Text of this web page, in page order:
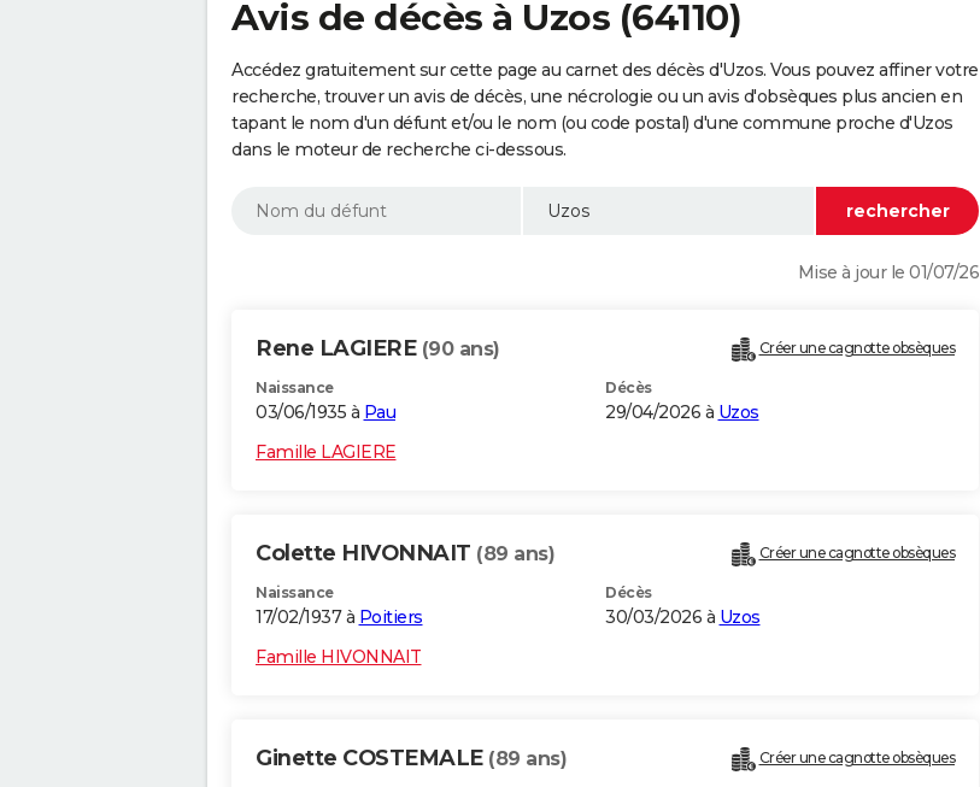
Avis de décès à Uzos (64110)
Accédez gratuitement sur cette page au carnet des décès d'Uzos. Vous pouvez affiner votre
recherche, trouver un avis de décès, une nécrologie ou un avis d'obsèques plus ancien en
tapant le nom d'un défunt et/ou le nom (ou code postal) d'une commune proche d'Uzos
dans le moteur de recherche ci-dessous.
Mise à jour le 01/07/26
Rene LAGIERE (90 ans) Créer une cagnotte obsèques
Naissance
03/06/1935 à Pau
Décès
29/04/2026 à Uzos
Famille LAGIERE
Colette HIVONNAIT (89 ans) Créer une cagnotte obsèques
Naissance
17/02/1937 à Poitiers
Décès
30/03/2026 à Uzos
Famille HIVONNAIT
Ginette COSTEMALE (89 ans) Créer une cagnotte obsèques